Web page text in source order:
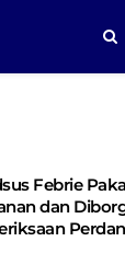
Febrie
dan